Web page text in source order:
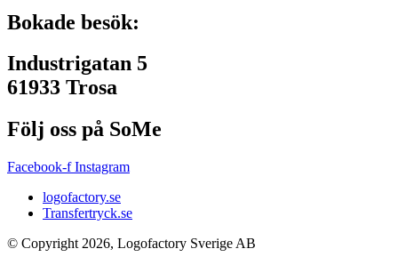
Bokade besök:
Industrigatan 5
61933 Trosa
Följ oss på SoMe
Facebook-f Instagram
logofactory.se
Transfertryck.se
© Copyright 2026, Logofactory Sverige AB